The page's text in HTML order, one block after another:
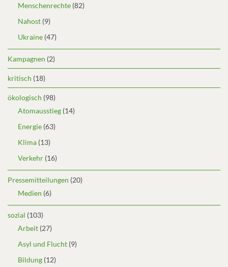
Menschenrechte (82)
Nahost (9)
Ukraine (47)
Kampagnen (2)
kritisch (18)
ökologisch (98)
Atomausstieg (14)
Energie (63)
Klima (13)
Verkehr (16)
Pressemitteilungen (20)
Medien (6)
sozial (103)
Arbeit (27)
Asyl und Flucht (9)
Bildung (12)